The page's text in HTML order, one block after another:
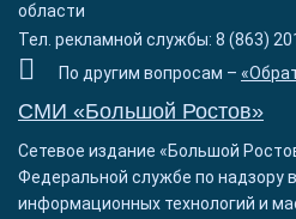
области
Тел. рекламной службы: 8 (863)
По другим вопросам –
СМИ «Большой Ростов»
Сетевое издание «Большой
Федеральной службе по надзору
информационных технологий и